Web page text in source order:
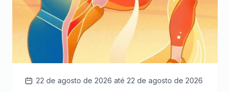
22 de agosto de 2026 até 22 de agosto de 2026